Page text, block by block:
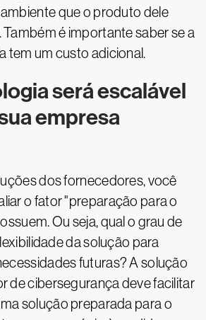
que o produto dele
é importante saber se a
tem um custo adicional.
será escalável
empresa
dos fornecedores, você
o fator "preparação para o
Ou seja, qual o grau de
da solução para
futuras? A solução
de cibersegurança deve facilitar
solução preparada para o